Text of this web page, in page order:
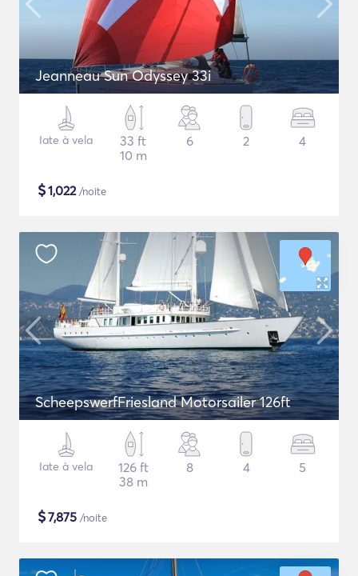
Jeanneau Sun Odyssey 33i
Iate à vela
33 ft
10 m
6 2 4
$1,022/noite
ScheepswerfFriesland Motorsailer 126ft
Iate à vela
126 ft
38 m
8 4 5
$7,875 /noite